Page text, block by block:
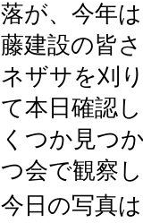
落が、今年
藤建設の皆
ネザサを刈
て本日確認
くつか見つ
つ会で観察
今日の写真